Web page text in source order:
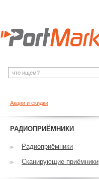
Акции и скидки
РАДИОПРИЁМНИКИ
Радиоприёмники
Сканирующие приёмники